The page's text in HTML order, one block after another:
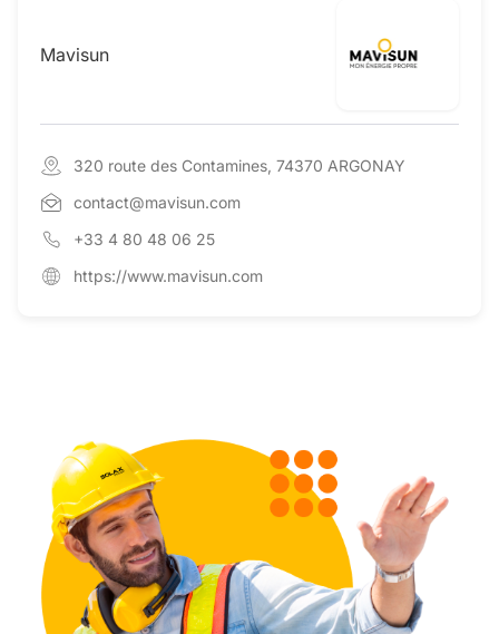
Mavisun
320 route des Contamines, 74370 ARGONAY
contact@mavisun.com
+33 4 80 48 06 25
https://www.mavisun.com